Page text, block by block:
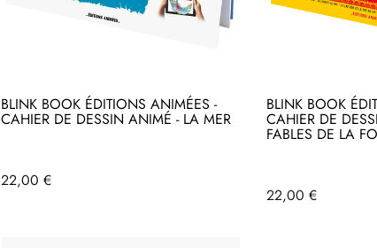
BLINK BOOK ÉDITIONS ANIMÉES -
CAHIER DE DESSIN ANIMÉ - LA MER
Prix
22,00 €
BLINK BOOK
CAHIER DE
FABLES DE LA
Prix
22,00 €